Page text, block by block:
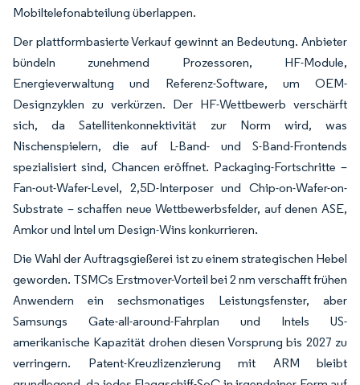
Mobiltelefonabteilung überlappen.
Der plattformbasierte Verkauf gewinnt an Bedeutung. Anbieter
bündeln zunehmend Prozessoren, HF-Module,
Energieverwaltung und Referenz-Software, um OEM-
Designzyklen zu verkürzen. Der HF-Wettbewerb verschärft
sich, da Satellitenkonnektivität zur Norm wird, was
Nischenspielern, die auf L-Band- und S-Band-Frontends
spezialisiert sind, Chancen eröffnet. Packaging-Fortschritte –
Fan-out-Wafer-Level, 2,5D-Interposer und Chip-on-Wafer-on-
Substrate – schaffen neue Wettbewerbsfelder, auf denen ASE,
Amkor und Intel um Design-Wins konkurrieren.
Die Wahl der Auftragsgießerei ist zu einem strategischen Hebel
geworden. TSMCs Erstmover-Vorteil bei 2 nm verschafft frühen
Anwendern ein sechsmonatiges Leistungsfenster, aber
Samsungs Gate-all-around-Fahrplan und Intels US-
amerikanische Kapazität drohen diesen Vorsprung bis 2027 zu
verringern. Patent-Kreuzlizenzierung mit ARM bleibt